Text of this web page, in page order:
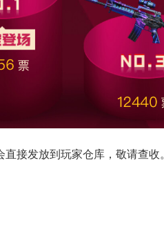
接发放到玩家仓库，敬请查收。